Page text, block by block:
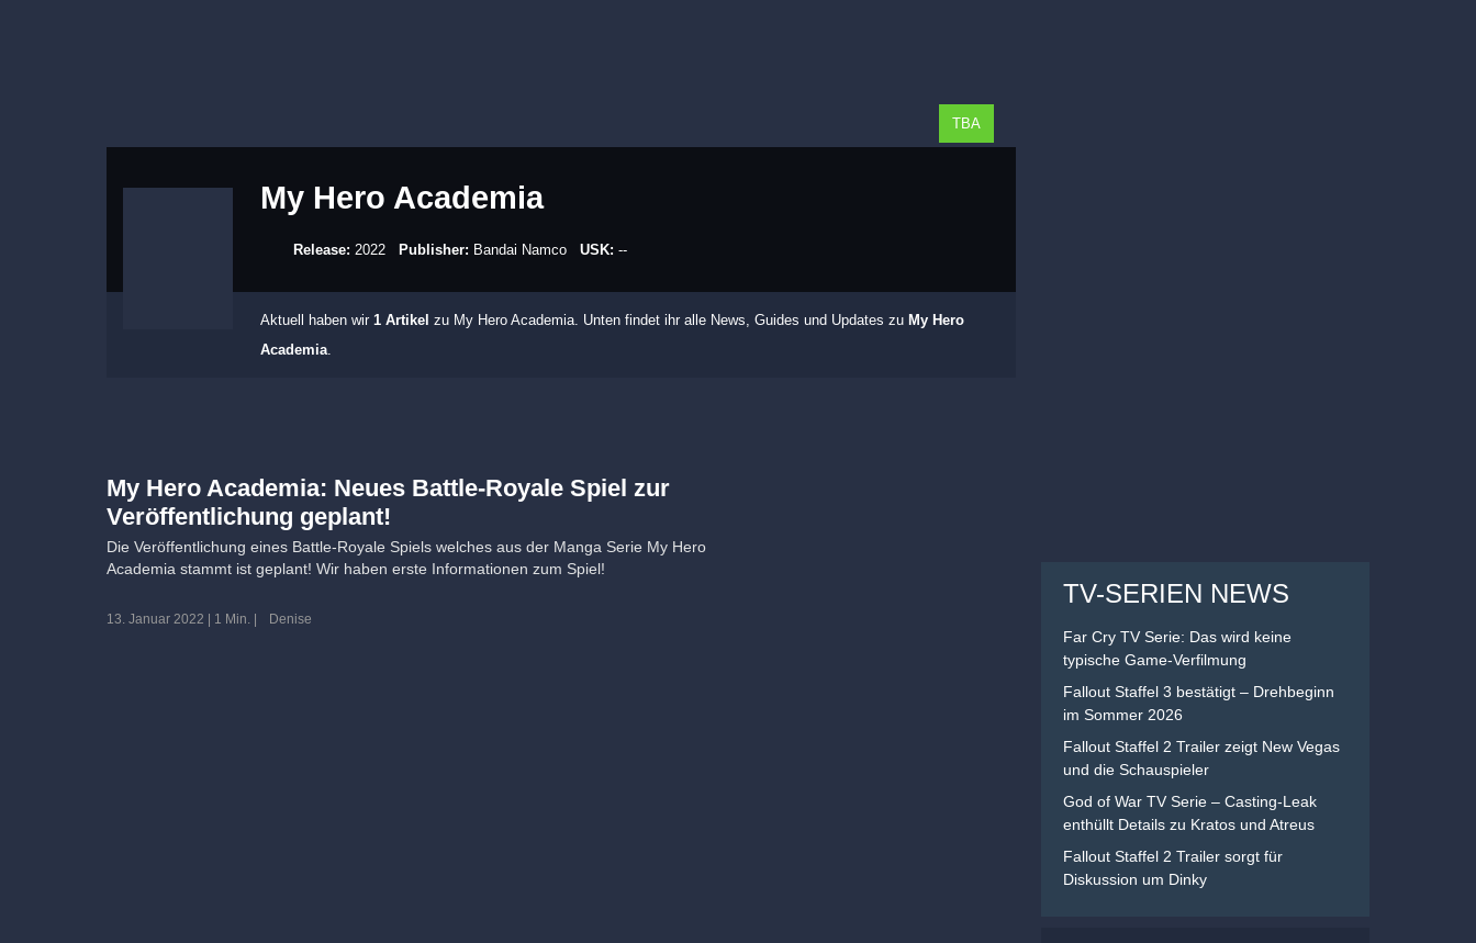
TBA
My Hero Academia
Release: 2022 Publisher: Bandai Namco USK: --
Aktuell haben wir 1 Artikel zu My Hero Academia. Unten findet ihr alle News, Guides und Updates zu My Hero
Academia.
My Hero Academia: Neues Battle-Royale Spiel zur
Veröffentlichung geplant!
Die Veröffentlichung eines Battle-Royale Spiels welches aus der Manga Serie My Hero
Academia stammt ist geplant! Wir haben erste Informationen zum Spiel!
13. Januar 2022 1 Min. Denise
TV-SERIEN NEWS
Far Cry TV Serie: Das wird keine
typische Game-Verfilmung
Fallout Staffel 3 bestätigt – Drehbeginn
im Sommer 2026
Fallout Staffel 2 Trailer zeigt New Vegas
und die Schauspieler
God of War TV Serie – Casting-Leak
enthüllt Details zu Kratos und Atreus
Fallout Staffel 2 Trailer sorgt für
Diskussion um Dinky